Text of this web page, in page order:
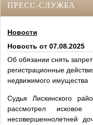
ПРЕСС-СЛУЖБА
Новости
Новость от 07.08.2025
Об обязании снять
регистрационные
недвижимого имущества
Судья Лискинского
рассмотрел
несовершеннолетней